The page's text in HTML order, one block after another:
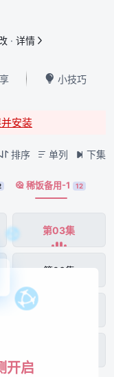
· 详情 
 小技巧
安装
 排序  单列  下集
 稀饭备用-1 12
第03集
第06集
开启